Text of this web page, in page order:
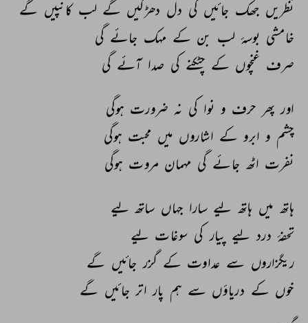
نظریں جھک جائیں گی دل دھڑکیں گے لب کانپیں گے
خامشی بوسۂ لب بن کے مہک جائے گی
صرف غنچوں کے چٹکنے کی صدا آئے گی
اور پھر حرف و نوا کی نہ ضرورت ہوگی
چشم و ابرو کے اشاروں میں محبت ہوگی
نفرت اٹھ جائے گی مہمان مروت ہوگی
ہاتھ میں ہاتھ لیے سارا جہاں ساتھ لیے
تحفۂ درد لیے پیار کی سوغات لیے
ریگزاروں سے عداوت کے گزر جائیں گے
خوں کے دریاؤں سے ہم پار اتر جائیں گے